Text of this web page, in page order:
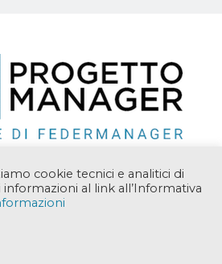
Solutions Srl. Tutti i diritti
cookie tecnici e analitici di
al link all’Informativa